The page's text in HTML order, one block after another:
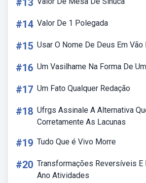
#13
#14 Valor De 1 Polegada
#15 Usar O Nome De Deus Em Vão
#16 Um Vasilhame Na Forma De
#17 Um Fato Qualquer Redação
#18 Ufrgs Assinale A Alternativa
Corretamente As Lacunas
#19 Tudo Que é Vivo Morre
#20 Transformações Reversíveis
Ano Atividades